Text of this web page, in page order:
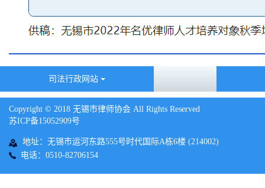
司法行政网站
Copyright © 2018 无锡市律师协会 All Rights Reserved
苏ICP备15052909号
地址：无锡市运河东路555号时代国际A栋6楼 (214002)
电话：0510-82706154